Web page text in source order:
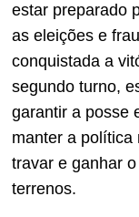
estar preparado
as eleições e
conquistada a
segundo turno,
garantir a posse
manter a política
travar e ganhar
terrenos.